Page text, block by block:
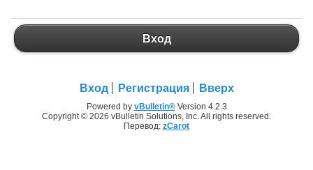
Вход
Вход Регистрация Вверх
Powered by vBulletin®Version 4.2.3
Copyright © 2026 vBulletin Solutions, Inc. All rights reserved.
Перевод: zCarot